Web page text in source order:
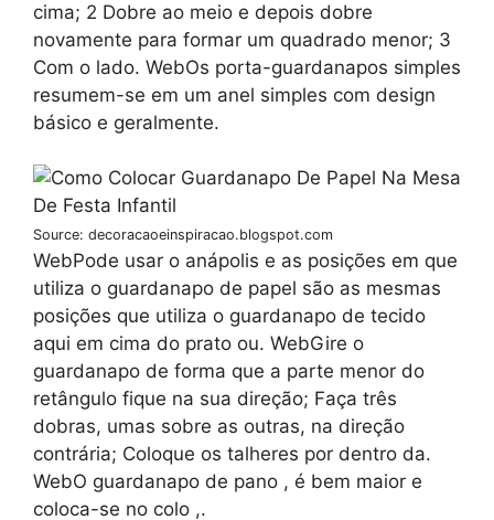
cima; 2 Dobre ao meio e depois dobre
novamente para formar um quadrado menor; 3
Com o lado. WebOs porta-guardanapos simples
resumem-se em um anel simples com design
básico e geralmente.
Source: decoracaoeinspiracao.blogspot.com
WebPode usar o anápolis e as posições em que
utiliza o guardanapo de papel são as mesmas
posições que utiliza o guardanapo de tecido
aqui em cima do prato ou. WebGire o
guardanapo de forma que a parte menor do
retângulo fique na sua direção; Faça três
dobras, umas sobre as outras, na direção
contrária; Coloque os talheres por dentro da.
WebO guardanapo de pano , é bem maior e
coloca-se no colo ,.